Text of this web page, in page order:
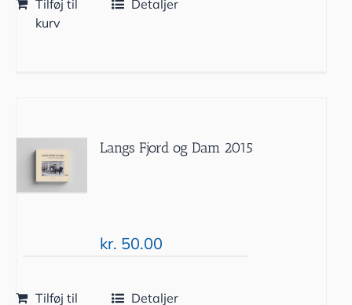
Tilføj til
kurv
Detaljer
Langs Fjord og Dam 2015
kr. 50.00
Tilføj til Detaljer